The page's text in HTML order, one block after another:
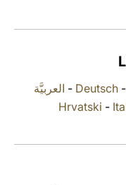
العربيَّة - Deutsch-
Hrvatski -